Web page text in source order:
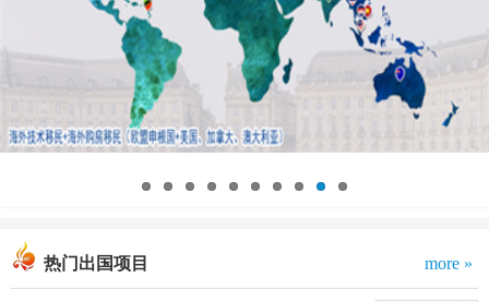
热门出国项目 more »